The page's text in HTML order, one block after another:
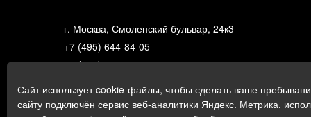
г. Москва, Смоленский бульвар, 24к3
+7 (495) 644-84-05
+7 (985) 644-84-05
zakaz@gigi.ru
Политика в отношении обработки персональных
Сайт использует cookie-файлы, чтобы сделать ваше
сайту подключён сервис веб-аналитики Яндекс. Метрика,